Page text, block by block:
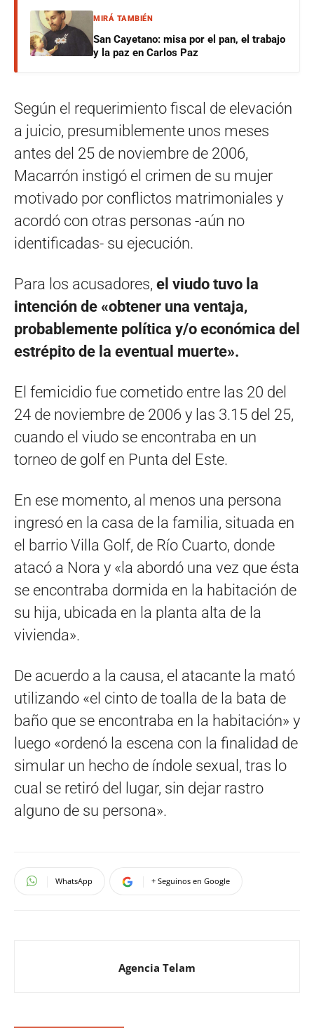
MIRÁ TAMBIÉN
San Cayetano: misa por el pan, el trabajo
y la paz en Carlos Paz
Según el requerimiento fiscal de elevación
a juicio, presumiblemente unos meses
antes del 25 de noviembre de 2006,
Macarrón instigó el crimen de su mujer
motivado por conflictos matrimoniales y
acordó con otras personas -aún no
identificadas- su ejecución.
Para los acusadores, el viudo tuvo la
intención de «obtener una ventaja,
probablemente política y/o económica del
estrépito de la eventual muerte».
El femicidio fue cometido entre las 20 del
24 de noviembre de 2006 y las 3.15 del 25,
cuando el viudo se encontraba en un
torneo de golf en Punta del Este.
En ese momento, al menos una persona
ingresó en la casa de la familia, situada en
el barrio Villa Golf, de Río Cuarto, donde
atacó a Nora y «la abordó una vez que ésta
se encontraba dormida en la habitación de
su hija, ubicada en la planta alta de la
vivienda».
De acuerdo a la causa, el atacante la mató
utilizando «el cinto de toalla de la bata de
baño que se encontraba en la habitación» y
luego «ordenó la escena con la finalidad de
simular un hecho de índole sexual, tras lo
cual se retiró del lugar, sin dejar rastro
alguno de su persona».
WhatsApp + Seguinos en Google
Agencia Telam